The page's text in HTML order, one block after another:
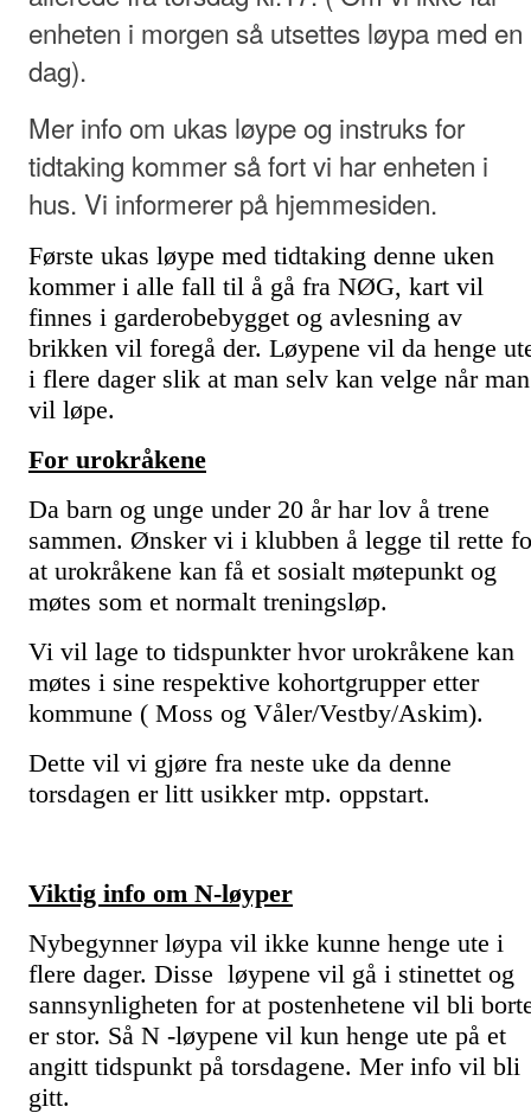
enheten i morgen så utsettes løypa med en
dag).
Mer info om ukas løype og instruks for
tidtaking kommer så fort vi har enheten i
hus. Vi informerer på hjemmesiden.
Første ukas løype med tidtaking denne uken
kommer i alle fall til å gå fra NØG, kart vil
finnes i garderobebygget og avlesning av
brikken vil foregå der. Løypene vil da henge
i flere dager slik at man selv kan velge når man
vil løpe.
For urokråkene
Da barn og unge under 20 år har lov å trene
sammen. Ønsker vi i klubben å legge til rette
at urokråkene kan få et sosialt møtepunkt og
møtes som et normalt treningsløp.
Vi vil lage to tidspunkter hvor urokråkene kan
møtes i sine respektive kohortgrupper etter
kommune ( Moss og Våler/Vestby/Askim).
Dette vil vi gjøre fra neste uke da denne
torsdagen er litt usikker mtp. oppstart.
Viktig info om N-løyper
Nybegynner løypa vil ikke kunne henge ute i
flere dager. Disse løypene vil gå i stinettet og
sannsynligheten for at postenhetene vil bli
er stor. Så N -løypene vil kun henge ute på et
angitt tidspunkt på torsdagene. Mer info vil bli
gitt.